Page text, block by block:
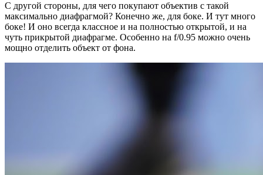
С другой стороны, для чего покупают объектив с такой
максимально диафрагмой? Конечно же, для боке. И тут много
боке! И оно всегда классное и на полностью открытой, и на
чуть прикрытой диафрагме. Особенно на f/0.95 можно очень
мощно отделить объект от фона.